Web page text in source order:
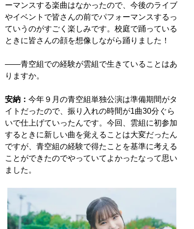
ーマンスする楽曲はなかったので、今後のライブ
やイベントで皆さんの前でパフォーマンスするっ
ていうのがすごく楽しみです。校庭で踊っている
ときに皆さんの顔を想像しながら踊りました！
――青空組での経験が雲組で生きていることはあ
りますか。
安納： 今年９月の青空組単独公演は準備期間がタ
イトだったので、振り入れの時間が1曲30分ぐら
いで仕上げていったんです。今回、雲組に初参加
するときに新しい曲を覚えることは大変だったん
ですが、青空組の経験で得たことを基準に考える
ことができたのでやっていてよかったなって思い
ました。